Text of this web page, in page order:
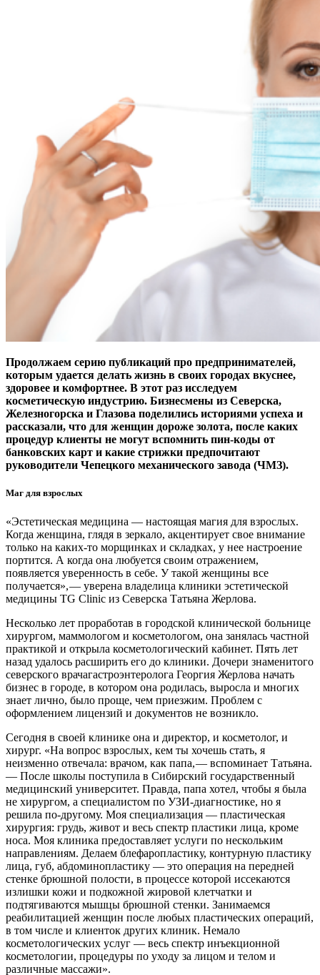
Продолжаем серию публикаций про предпринимателей,
которым удается делать жизнь в своих городах вкуснее,
здоровее и комфортнее. В этот раз исследуем
косметическую индустрию. Бизнесмены из Северска,
Железногорска и Глазова поделились историями успеха и
рассказали, что для женщин дороже золота, после каких
процедур клиенты не могут вспомнить пин-коды от
банковских карт и какие стрижки предпочитают
руководители Чепецкого механического завода (ЧМЗ).
Маг для взрослых
«Эстетическая медицина — ​настоящая магия для взрослых.
Когда женщина, глядя в зеркало, акцентирует свое внимание
только на каких-то морщинках и складках, у нее настроение
портится. А когда она любуется своим отражением,
появляется уверенность в себе. У такой женщины все
получается», — ​уверена владелица клиники эстетической
медицины TG Clinic из Северска Татьяна Жерлова.
Несколько лет проработав в городской клинической больнице
хирургом, маммологом и косметологом, она занялась частной
практикой и открыла косметологический кабинет. Пять лет
назад удалось расширить его до клиники. Дочери знаменитого
северского врача­гастроэнтеролога Георгия Жерлова начать
бизнес в городе, в котором она родилась, выросла и многих
знает лично, было проще, чем приезжим. Проблем с
оформлением лицензий и документов не возникло.
Сегодня в своей клинике она и директор, и косметолог, и
хирург. «На вопрос взрослых, кем ты хочешь стать, я
неизменно отвечала: врачом, как папа, — ​вспоминает Татьяна.
— ​После школы поступила в Сибирский государственный
медицинский университет. Правда, папа хотел, чтобы я была
не хирургом, а специалистом по УЗИ-диагностике, но я
решила по-другому. Моя специализация — ​пластическая
хирургия: грудь, живот и весь спектр пластики лица, кроме
носа. Моя клиника предоставляет услуги по нескольким
направлениям. Делаем блефаропластику, контурную пластику
лица, губ, абдоминопластику — ​это операция на передней
стенке брюшной полости, в процессе которой иссекаются
излишки кожи и подкожной жировой клетчатки и
подтягиваются мышцы брюшной стенки. Занимаемся
реабилитацией женщин после любых пластических операций,
в том числе и клиенток других клиник. Немало
косметологических услуг — ​весь спектр инъекционной
косметологии, процедуры по уходу за лицом и телом и
различные массажи».